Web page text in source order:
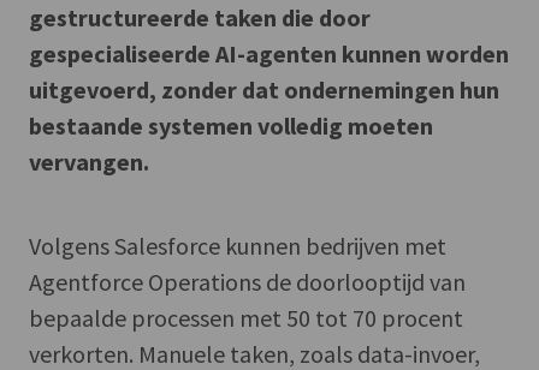
gestructureerde taken die door
gespecialiseerde AI-agenten kunnen worden
uitgevoerd, zonder dat ondernemingen hun
bestaande systemen volledig moeten
vervangen.
Volgens Salesforce kunnen bedrijven met
Agentforce Operations de doorlooptijd van
bepaalde processen met 50 tot 70 procent
verkorten. Manuele taken, zoals data-invoer,